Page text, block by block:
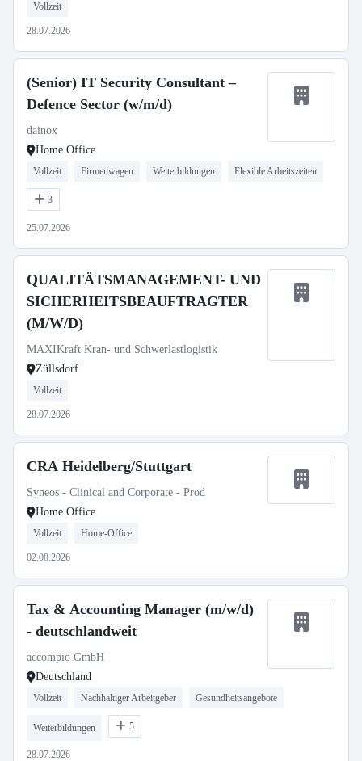
Vollzeit
28.07.2026
(Senior) IT Security Consultant –
Defence Sector (w/m/d)
dainox
Home Office
Vollzeit Firmenwagen Weiterbildungen Flexible Arbeitszeiten
3
25.07.2026
QUALITÄTSMANAGEMENT- UND
SICHERHEITSBEAUFTRAGTER
(M/W/D)
MAXIKraft Kran- und Schwerlastlogistik
Züllsdorf
Vollzeit
28.07.2026
CRA Heidelberg/Stuttgart
Syneos - Clinical and Corporate - Prod
Home Office
Vollzeit Home-Office
02.08.2026
Tax & Accounting Manager (m/w/d)
- deutschlandweit
accompio GmbH
Deutschland
Vollzeit Nachhaltiger Arbeitgeber Gesundheitsangebote
Weiterbildungen 5
28.07.2026